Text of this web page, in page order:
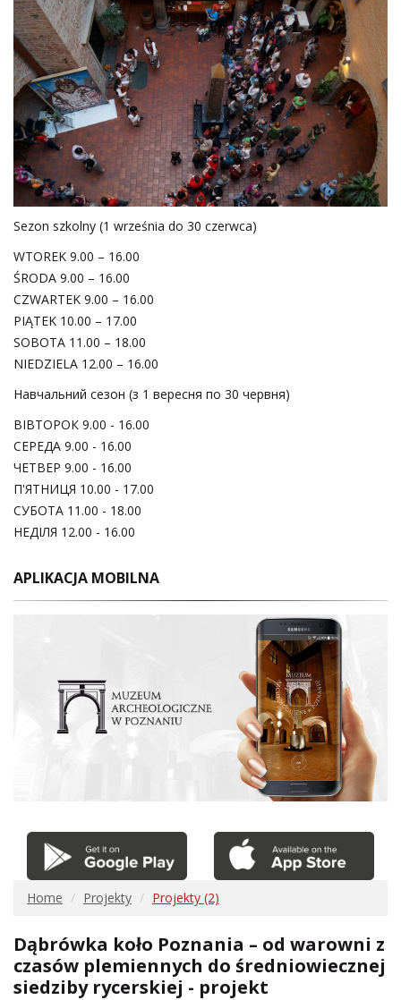
Sezon szkolny (1 września do 30 czerwca)
WTOREK 9.00 – 16.00
ŚRODA 9.00 – 16.00
CZWARTEK 9.00 – 16.00
PIĄTEK 10.00 – 17.00
SOBOTA 11.00 – 18.00
NIEDZIELA 12.00 – 16.00
Навчальний сезон (з 1 вересня по 30 червня)
ВІВТОРОК 9.00 - 16.00
СЕРЕДА 9.00 - 16.00
ЧЕТВЕР 9.00 - 16.00
П'ЯТНИЦЯ 10.00 - 17.00
СУБОТА 11.00 - 18.00
НЕДІЛЯ 12.00 - 16.00
APLIKACJA MOBILNA
Home Projekty Projekty (2)
Dąbrówka koło Poznania – od warowni z
czasów plemiennych do średniowiecznej
siedziby rycerskiej - projekt